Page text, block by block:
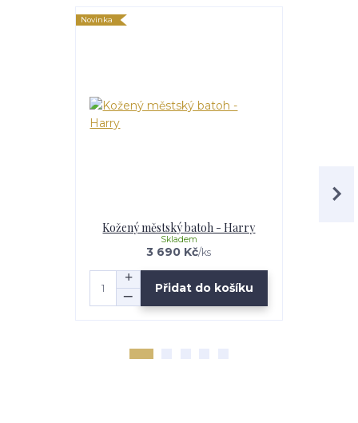
Novinka
Kožený městský batoh - Harry
3 690 Kč/ks
Skladem
Přidat do košíku